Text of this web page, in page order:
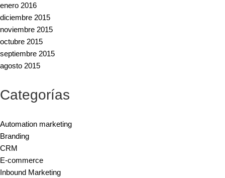
enero 2016
diciembre 2015
noviembre 2015
octubre 2015
septiembre 2015
agosto 2015
Categorías
Automation marketing
Branding
CRM
E-commerce
Inbound Marketing